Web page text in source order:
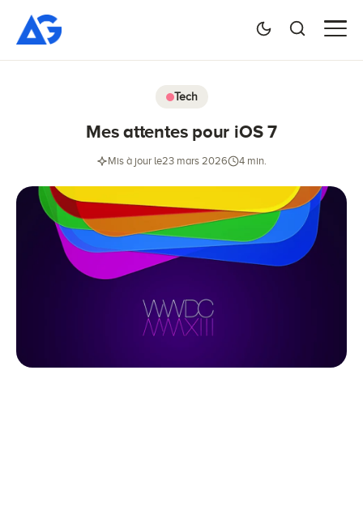
Tech
Mes attentes pour iOS 7
Mis à jour le23 mars 2026 4 min.